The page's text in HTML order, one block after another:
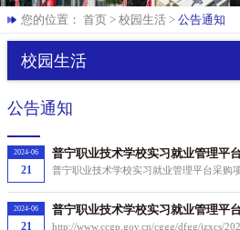
您的位置： 首页 > 校园生活 > 公告通知
校园生活
公告通知
21
2024-06 普宁职业技术学校实习就业管理平
普宁职业技术学校实习就业管理平台采购
21
2024-06 普宁职业技术学校实习就业管理平
http://www.ccgp.gov.cn/cggg/dfgg/jzxcs/